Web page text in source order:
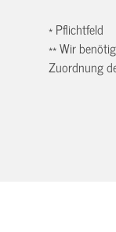
* Pflichtfeld
** Wir
Zuordnung